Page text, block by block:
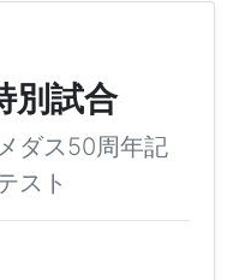
別試合
ダス50周年記
スト